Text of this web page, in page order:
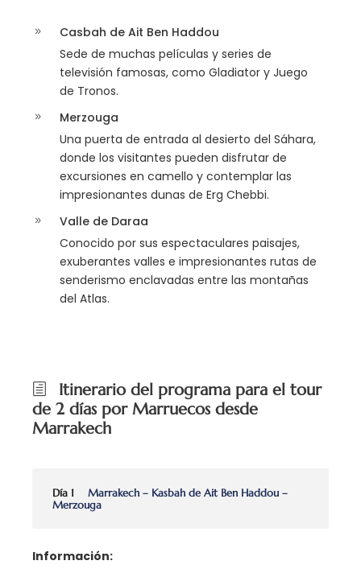
Casbah de Ait Ben Haddou
Sede de muchas películas y series de
televisión famosas, como Gladiator y Juego
de Tronos.
Merzouga
Una puerta de entrada al desierto del Sáhara,
donde los visitantes pueden disfrutar de
excursiones en camello y contemplar las
impresionantes dunas de Erg Chebbi.
Valle de Daraa
Conocido por sus espectaculares paisajes,
exuberantes valles e impresionantes rutas de
senderismo enclavadas entre las montañas
del Atlas.
Itinerario del programa para el tour
de 2 días por Marruecos desde
Marrakech
Día 1
Marrakech – Kasbah de Ait Ben Haddou –
Merzouga
Información: